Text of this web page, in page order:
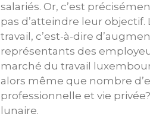
salariés. Or, c’est
pas d’atteindre leur
travail, c’est-à-dire
représentants des
marché du travail
alors même que nombre
professionnelle et vie
lunaire.